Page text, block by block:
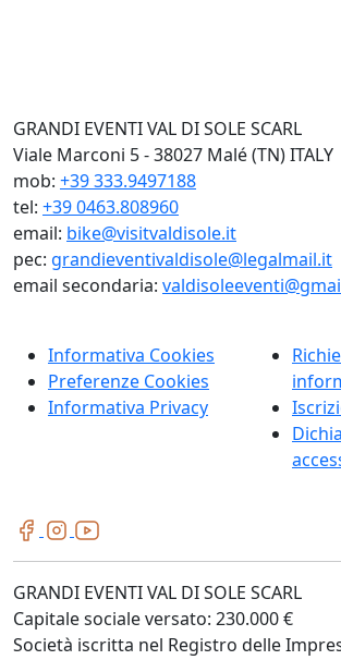
GRANDI EVENTI VAL DI SOLE SCARL
Viale Marconi 5 - 38027 Malé (TN) ITALY
mob: +39 333.9497188
tel: +39 0463.808960
email: bike@visitvaldisole.it
pec: grandieventivaldisole@legalmail.it
email secondaria:
Informativa Cookies
Preferenze Cookies
Informativa Privacy
GRANDI EVENTI VAL DI SOLE SCARL
Capitale sociale versato: 230.000 €
Società iscritta nel Registro delle